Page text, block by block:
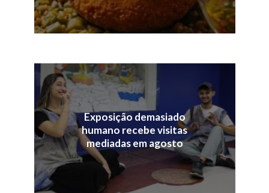
Exposição demasiado
humano recebe visitas
mediadas em agosto